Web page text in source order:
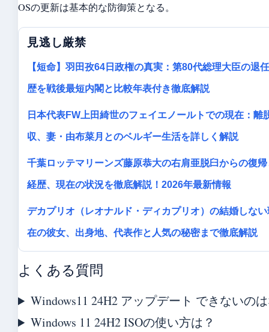
OSの更新は基本的な防御策となる。
見逃し厳禁
【短命】羽田孜64日政権の真実：第80代総理大臣の退
歴を戦後最短内閣と比較年表付き徹底解説
日本代表FW上田綺世のフェイエノールトでの現在：離
収、妻・由布菜月とのベルギー生活を詳しく解説
千葉ロッテマリーンズ藤原恭大の右肩亜脱臼からの復
経歴、現在の状況を徹底解説！2026年最新情報
デカプリオ（レオナルド・ディカプリオ）の結婚しな
在の彼女、出身地、代表作と人気の秘密まで徹底解説
よくある質問
Windows11 24H2 アップデート できないの
Windows 11 24H2 ISOの使い方は？